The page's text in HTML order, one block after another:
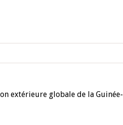
extérieure globale de la Guinée-